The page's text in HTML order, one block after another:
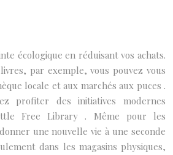
écologique en réduisant vos achats.
par exemple, vous pouvez vous
locale et aux marchés aux puces .
profiter des initiatives modernes
Free Library . Même pour les
une nouvelle vie à une seconde
dans les magasins physiques,